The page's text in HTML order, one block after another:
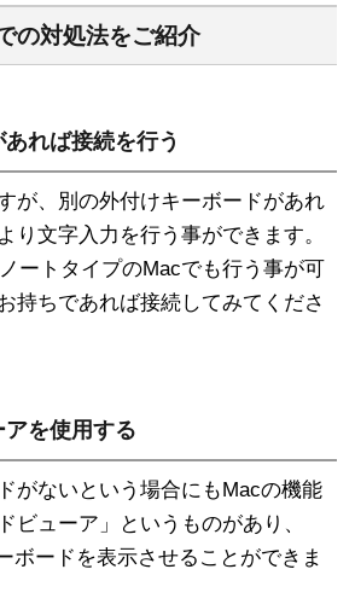
の対処法をご紹介
れば接続を行う
が、別の外付けキーボードがあれ
り文字入力を行う事ができます。
ートタイプのMacでも行う事が可
持ちであれば接続してみてくださ
を使用する
がないという場合にもMacの機能
ビューア」というものがあり、
ボードを表示させることができま